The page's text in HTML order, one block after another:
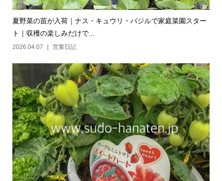
夏野菜の苗が入荷｜ナス・キュウリ・バジルで家庭菜園スター
ト｜収穫の楽しみだけで...
2026.04.07 営業日記